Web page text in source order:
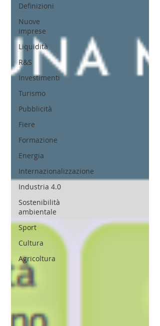
Definizioni
Nuove
imprese
Liquidità
R&S
Investimenti
Turismo
Pubblicità
Fiere
Formazione
Energia
Internazionalizzazione
Industria 4.0
Sostenibilità
ambientale
Sport
Cultura
Agricoltura